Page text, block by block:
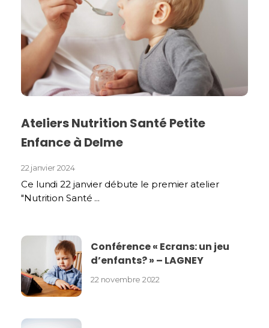
Ateliers Nutrition Santé Petite
Enfance à Delme
22 janvier 2024
Ce lundi 22 janvier débute le premier atelier
"Nutrition Santé ...
Conférence « Ecrans: un jeu
d’enfants? » – LAGNEY
22 novembre 2022